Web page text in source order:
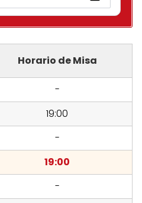
Horario de Misa
-
19:00
-
19:00
-